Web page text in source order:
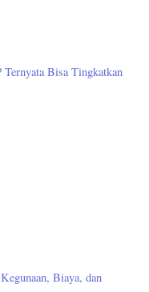
Bisa Tingkatkan
Biaya, dan